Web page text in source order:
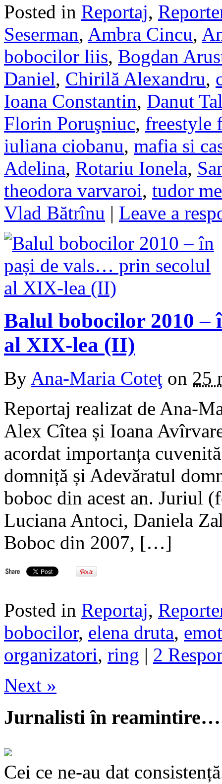
Posted in Reportaj,
Seserman, Ambra Cincu,
bobocilor liis, Bogdan
Daniel, Chirilă Alexandru,
Ioana Constantin, Danut
Florin Poruşniuc, freestyle
iuliana ciobanu, mafia si
Adelina, Rotariu Ionela,
theodora varvaroi, tudor
Vlad Bătrînu | Leave a
Balul bobocilor 2010
al XIX-lea (II)
By Ana-Maria Coteţ on 25
Reportaj realizat de Ana-
Alex Cîtea și Ioana
acordat importanța
domniță și Adevăratul
boboc din acest an. Juriul
Luciana Antoci, Daniela
Boboc din 2007, […]
Posted in Reportaj,
bobocilor, elena druta,
organizatori, ring | 2
Next »
Jurnalisti în reamintire…
Cei ce ne-au dat